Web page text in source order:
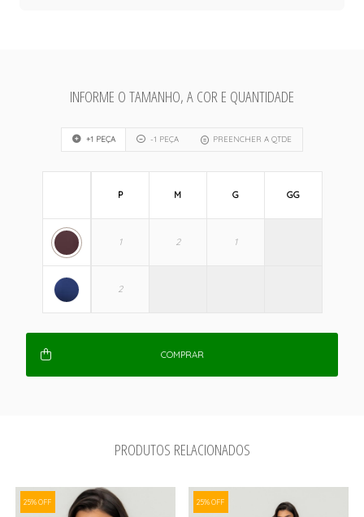
INFORME O TAMANHO, A COR E QUANTIDADE
+1 PEÇA -1 PEÇA PREENCHER A QTDE
P M G GG
COMPRAR
PRODUTOS RELACIONADOS
25% OFF 25% OFF